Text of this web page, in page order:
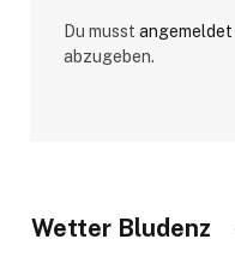
Du musst angemeldet
abzugeben.
Wetter Bludenz